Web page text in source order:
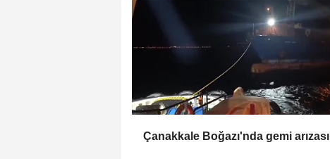
Çanakkale Boğazı'nda gemi arızası